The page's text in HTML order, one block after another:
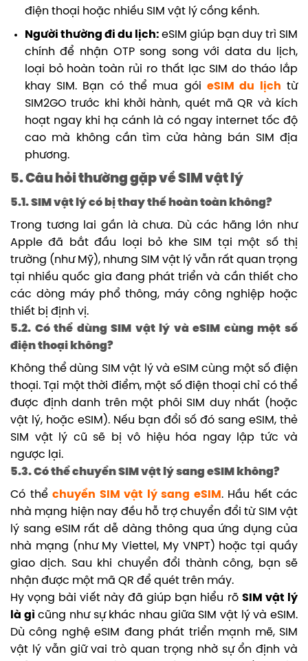
điện thoại hoặc nhiều SIM vật lý cồng kềnh.
Người thường đi du lịch: eSIM giúp bạn duy trì SIM
chính để nhận OTP song song với data du lịch,
loại bỏ hoàn toàn rủi ro thất lạc SIM do tháo lắp
khay SIM. Bạn có thể mua góieSIM du lịch từ
SIM2GO trước khi khởi hành, quét mã QR và kích
hoạt ngay khi hạ cánh là có ngay internet tốc độ
cao mà không cần tìm cửa hàng bán SIM địa
phương.
5. Câu hỏi thường gặp về SIM vật lý
5.1. SIM vật lý có bị thay thế hoàn toàn không?
Trong tương lai gần là chưa. Dù các hãng lớn như
Apple đã bắt đầu loại bỏ khe SIM tại một số thị
trường (như Mỹ), nhưng SIM vật lý vẫn rất quan trọng
tại nhiều quốc gia đang phát triển và cần thiết cho
các dòng máy phổ thông, máy công nghiệp hoặc
thiết bị định vị.
5.2. Có thể dùng SIM vật lý và eSIM cùng một số
điện thoại không?
Không thể dùng SIM vật lý và eSIM cùng một số điện
thoại. Tại một thời điểm, một số điện thoại chỉ có thể
được định danh trên một phôi SIM duy nhất (hoặc
vật lý, hoặc eSIM). Nếu bạn đổi số đó sang eSIM, thẻ
SIM vật lý cũ sẽ bị vô hiệu hóa ngay lập tức và
ngược lại.
5.3. Có thể chuyển SIM vật lý sang eSIM không?
Có thể chuyển SIM vật lý sang eSIM . Hầu hết các
nhà mạng hiện nay đều hỗ trợ chuyển đổi từ SIM vật
lý sang eSIM rất dễ dàng thông qua ứng dụng của
nhà mạng (như My Viettel, My VNPT) hoặc tại quầy
giao dịch. Sau khi chuyển đổi thành công, bạn sẽ
nhận được một mã QR để quét trên máy.
Hy vọng bài viết này đã giúp bạn hiểu rõ SIM vật lý
là gì cũng như sự khác nhau giữa SIM vật lý và eSIM.
Dù công nghệ eSIM đang phát triển mạnh mẽ, SIM
vật lý vẫn giữ vai trò quan trọng nhờ sự ổn định và